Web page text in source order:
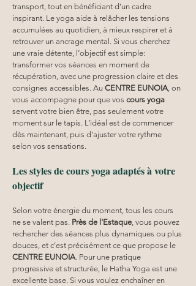
transport, tout en bénéficiant d’un cadre
inspirant. Le yoga aide à relâcher les tensions
accumulées au quotidien, à mieux respirer et à
retrouver un ancrage mental. Si vous cherchez
une vraie détente, l’objectif est simple:
transformer vos séances en moment de
récupération, avec une progression claire et des
consignes accessibles. Au CENTRE EUNOIA , on
vous accompagne pour que vos cours yoga
servent votre bien être, pas seulement votre
moment sur le tapis. L’idéal est de commencer
dès maintenant, puis d’ajuster votre rythme
selon vos sensations.
Les styles de cours yoga adaptés à votre
objectif
Selon votre énergie du moment, tous les cours
ne se valent pas. Près de l'Estaque , vous pouvez
rechercher des séances plus dynamiques ou plus
douces, et c’est précisément ce que propose le
CENTRE EUNOIA. Pour une pratique
progressive et structurée, le Hatha Yoga est une
excellente base. Si vous voulez enchaîner en